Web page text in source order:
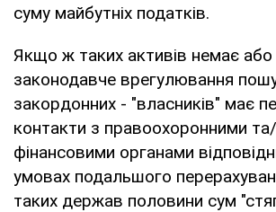
суму майбутніх податків.
Якщо ж таких активів немає
законодавче врегулювання
закордонних - "власників" має
контакти з правоохоронними
фінансовими органами
умовах подальшого
таких держав половини сум